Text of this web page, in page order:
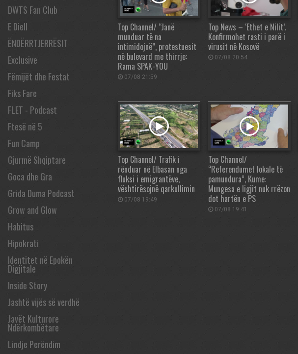
DWTS Fan Club
E Diell
ËNDËRRTJERRËSIT
Exclusive
Fëmijët dhe Festat
Fiks Fare
FLET - Podcast
Ftesë në 5
Fun Camp
Gjurmë Shqiptare
Goca dhe Gra
Grida Duma Podcast
Grow and Glow
Habitus
Hipokrati
Identitet në Epokën
Digjitale
Inside Story
Jashtë vijës së verdhë
Javët Kulturore
Ndërkombëtare
Lindje Perëndim
Top Channel/ “Janë
munduar të na
intimidojnë”, protestuesit
në bulevard me thirrje:
Rama SPAK-YOU
07/08 21:59
Top News – ‘Ethet e Nilit’.
Konfirmohet rasti i parë i
virusit në Kosovë
07/08 20:54
Top Channel/ Trafik i
rënduar në Elbasan nga
fluksi i emigrantëve,
vështirësojnë qarkullimin
07/08 19:49
Top Channel/
“Referendumet lokale të
pamundura”, Kume:
Mungesa e ligjit nuk rrëzon
dot hartën e PS
07/08 19:41